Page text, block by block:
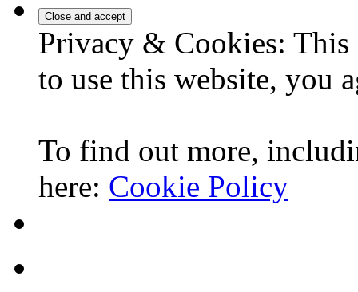
Privacy & Cookies:
to use this website, you
To find out more,
here: Cookie Policy